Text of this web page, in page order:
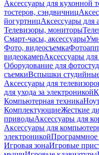
Аксессуары для кухонной
тостеров, сэндвичниц
йогуртницАксессуары для
Телевизоры, мониторы
Смарт-часы, аксессуары
Фото, видеосъемка
видеокамерАксессуары
Оборудование для
съемкиВспышки
Аксессуары для
для ухода за электроникой
Компьютерная техника
КомплектующиеЖесткие
приводыАксессуары для
Аксессуары для
электроникойПрограммное
Игровая зонаИгровые